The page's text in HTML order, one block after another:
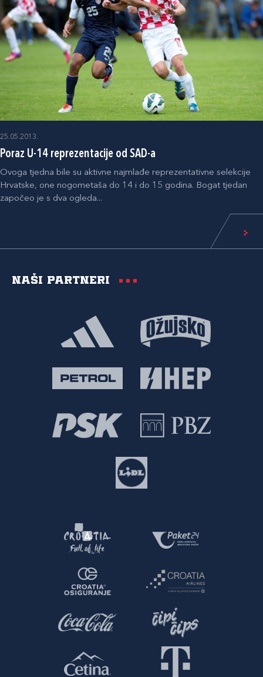
25.05.2013.
Poraz U-14 reprezentacije od SAD-a
Ovoga tjedna bile su aktivne najmlađe reprezentativne selekcije
Hrvatske, one nogometaša do 14 i do 15 godina. Bogat tjedan
započeo je s dva ogleda...
Naši partneri